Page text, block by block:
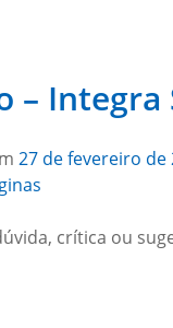
– Integra
27 de fevereiro de
crítica ou